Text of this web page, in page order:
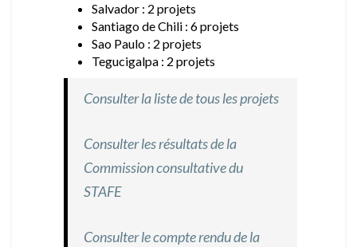
Salvador : 2 projets
Santiago de Chili : 6 projets
Sao Paulo : 2 projets
Tegucigalpa : 2 projets
Consulter la liste de tous les projets
Consulter les résultats de la
Commission consultative du
STAFE
Consulter le compte rendu de la